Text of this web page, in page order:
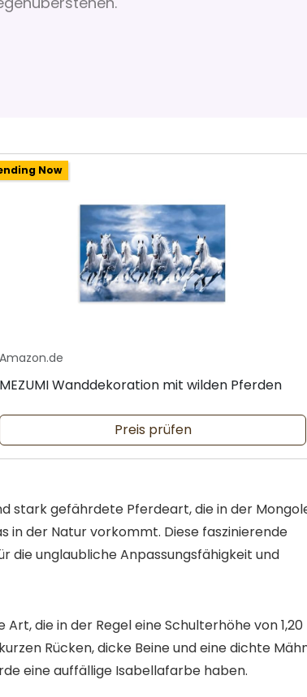
Now
Amazon.de
MEZUMI Wanddekoration mit wilden Pferden
Preis prüfen
stark gefährdete Pferdeart, die in der
in der Natur vorkommt. Diese faszinierende
die unglaubliche Anpassungsfähigkeit und
die in der Regel eine Schulterhöhe von 1,20
Rücken, dicke Beine und eine dichte
eine auffällige Isabellafarbe haben.